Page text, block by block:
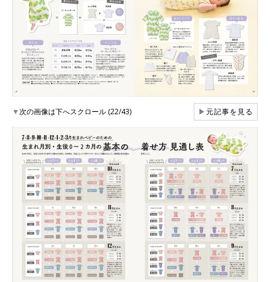
▼次の画像は下へスクロール (22/43) ▶元記事を見る